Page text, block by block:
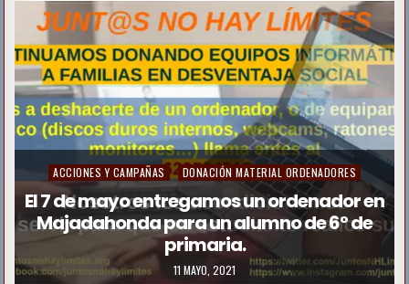
d
i
n
P
o
s
e
ACCIONES Y CAMPAÑAS DONACIÓN MATERIAL ORDENADORES
El 7 de mayo entregamos un ordenador en
Majadahonda para un alumno de 6º de
primaria.
11 MAYO, 2021